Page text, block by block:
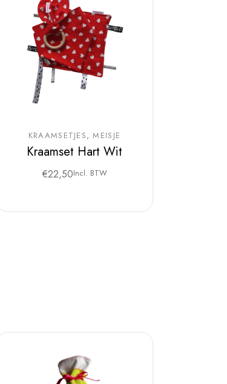
KRAAMSETJES MEISJE
Kraamset Hart Wit
€22,50Incl. BTW